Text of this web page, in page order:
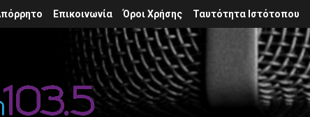
Επικοινωνία Όροι Χρήσης Ταυτότητα Ιστότοπου